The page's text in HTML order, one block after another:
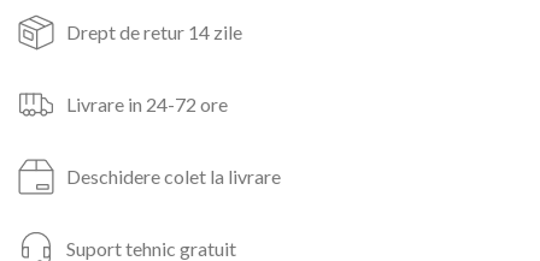
Drept de retur 14 zile
Livrare in 24-72 ore
Deschidere colet la livrare
Suport tehnic gratuit